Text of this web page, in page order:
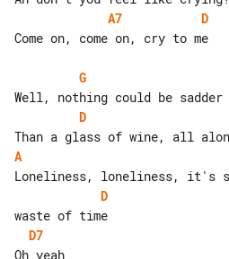
A7
D
Come on, come on, cry to me
G
D
A
D
D7